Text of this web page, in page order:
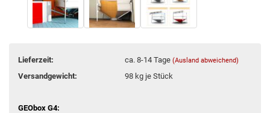
Lieferzeit: ca. 8-14 Tage (Ausland abweichend)
Versandgewicht: 98kg je Stück
GEObox G4: